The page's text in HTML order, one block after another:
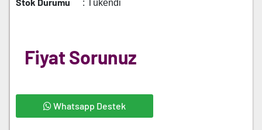
: Tükendi
Fiyat Sorunuz
Whatsapp Destek